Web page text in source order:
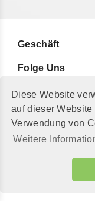
Diese Website
auf dieser
Verwendung von
Weitere
Geschäft
Folge Uns
Zu Ihrer
Zusätzlich
©
Alle Preise